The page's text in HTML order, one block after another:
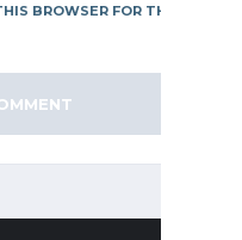
BROWSER FOR THE